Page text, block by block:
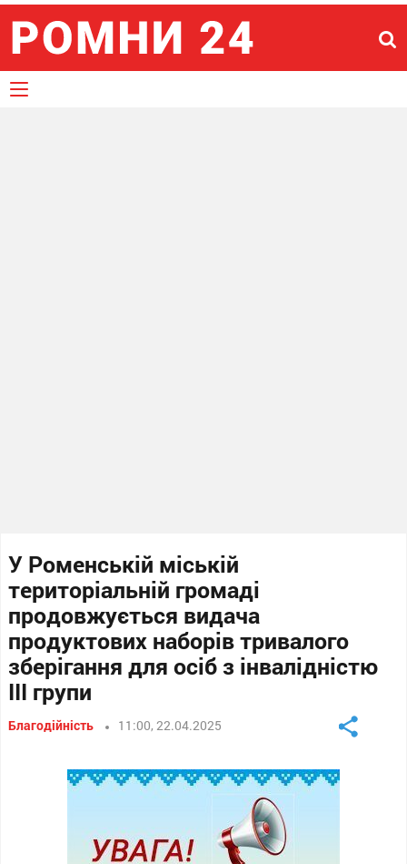
У Роменській міській
територіальній громаді
продовжується видача
продуктових наборів тривалого
зберігання для осіб з інвалідністю
ІІІ групи
Благодійність 11:00, 22.04.2025